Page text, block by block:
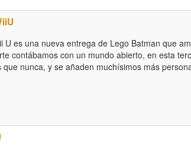
U es una nueva entrega de Lego Batman que
contábamos con un mundo abierto, en esta
nunca, y se añaden muchísimos más